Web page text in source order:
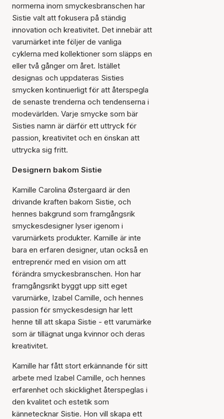
normerna inom smyckesbranschen har
Sistie valt att fokusera på ständig
innovation och kreativitet. Det innebär att
varumärket inte följer de vanliga
cyklerna med kollektioner som släpps en
eller två gånger om året. Istället
designas och uppdateras Sisties
smycken kontinuerligt för att återspegla
de senaste trenderna och tendenserna i
modevärlden. Varje smycke som bär
Sisties namn är därför ett uttryck för
passion, kreativitet och en önskan att
uttrycka sig fritt.
Designern bakom Sistie
Kamille Carolina Østergaard är den
drivande kraften bakom Sistie, och
hennes bakgrund som framgångsrik
smyckesdesigner lyser igenom i
varumärkets produkter. Kamille är inte
bara en erfaren designer, utan också en
entreprenör med en vision om att
förändra smyckesbranschen. Hon har
framgångsrikt byggt upp sitt eget
varumärke, Izabel Camille, och hennes
passion för smyckesdesign har lett
henne till att skapa Sistie - ett varumärke
som är tillägnat unga kvinnor och deras
kreativitet.
Kamille har fått stort erkännande för sitt
arbete med Izabel Camille, och hennes
erfarenhet och skicklighet återspeglas i
den kvalitet och estetik som
kännetecknar Sistie. Hon vill skapa ett